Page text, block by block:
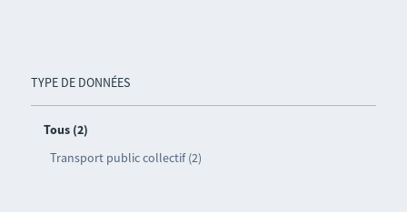
TYPE DE DONNÉES
Tous (2)
Transport public collectif (2)